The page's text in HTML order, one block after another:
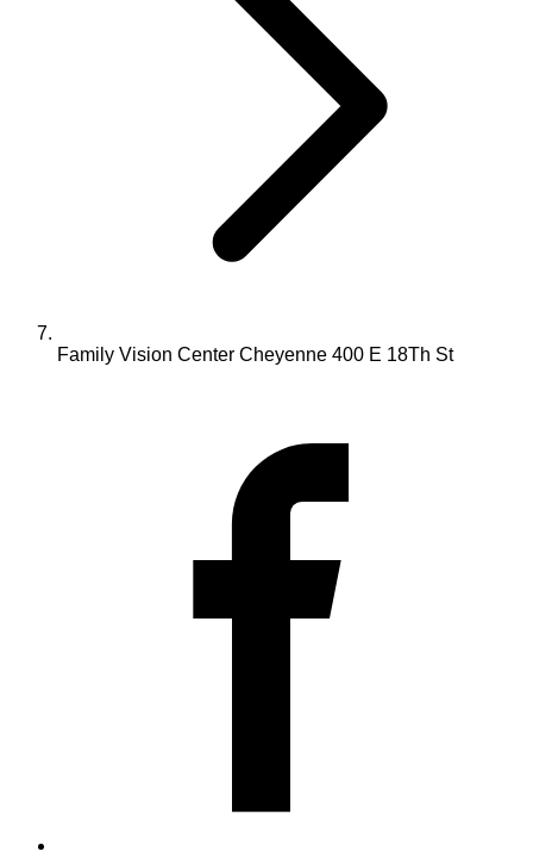
Family Vision Center Cheyenne 400 E 18Th St